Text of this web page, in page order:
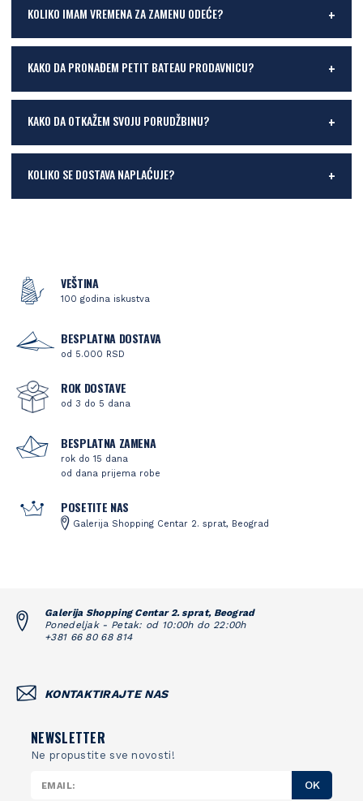
KOLIKO IMAM VREMENA ZA ZAMENU ODEĆE?
KAKO DA PRONAĐEM PETIT BATEAU PRODAVNICU?
KAKO DA OTKAŽEM SVOJU PORUDŽBINU?
KOLIKO SE DOSTAVA NAPLAĆUJE?
VEŠTINA
100 godina iskustva
BESPLATNA DOSTAVA
od 5.000 RSD
ROK DOSTAVE
od 3 do 5 dana
BESPLATNA ZAMENA
rok do 15 dana
od dana prijema robe
POSETITE NAS
Galerija Shopping Centar 2. sprat, Beograd
Galerija Shopping Centar 2. sprat, Beograd
Ponedeljak - Petak: od 10:00h do 22:00h
+381 66 80 68 814
KONTAKTIRAJTE NAS
NEWSLETTER
Ne propustite sve novosti!
OK